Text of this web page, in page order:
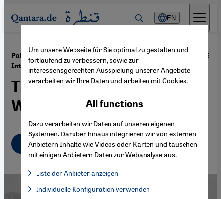
Direkt zum Inhalt springen
EN
Palästinensische Kunstbiennale "Qalandiya
International"
·15.01.2015
Teil einer Kultur des
Widerstandes
Deutsch عربي
Um unsere Webseite für Sie optimal zu gestalten und
fortlaufend zu verbessern, sowie zur
interessensgerechten Ausspielung unserer Angebote
verarbeiten wir Ihre Daten und arbeiten mit Cookies.
All functions
Dazu verarbeiten wir Daten auf unseren eigenen
Systemen. Darüber hinaus integrieren wir von externen
Anbietern Inhalte wie Videos oder Karten und tauschen
mit einigen Anbietern Daten zur Webanalyse aus.
Liste der Anbieter anzeigen
Facebook Embed / Facebook Connect, Google Maps Embed,
Facebook Embed / Facebook Connect
Individuelle Konfiguration verwenden